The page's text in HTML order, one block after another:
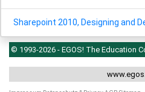
Sharepoint 2010, Designing and
© 1993-2026 - EGOS! The Education